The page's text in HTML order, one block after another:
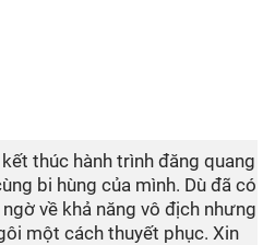
thúc hành trình đăng quang
bi hùng của mình. Dù đã có
về khả năng vô địch nhưng
một cách thuyết phục. Xin